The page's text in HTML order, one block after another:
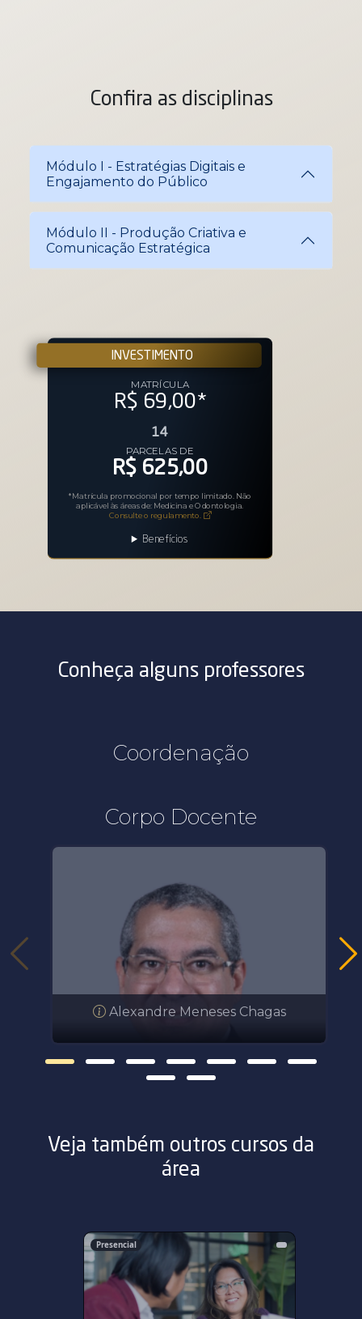
Confira as disciplinas
Módulo I - Estratégias Digitais e
Engajamento do Público
Módulo II - Produção Criativa e
Comunicação Estratégica
INVESTIMENTO
MATRÍCULA
R$ 69,00*
14
PARCELAS DE
R$ 625,00
*Matrícula promocional por tempo limitado. Não
aplicável às áreas de: Medicina e Odontologia.
Consulte o regulamento.
Benefícios
Conheça alguns professores
Coordenação
Corpo Docente
Alexandre Meneses Chagas
Veja também outros cursos da
área
Presencial